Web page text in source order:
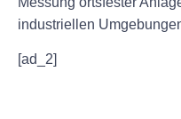
industriellen
[ad_2]